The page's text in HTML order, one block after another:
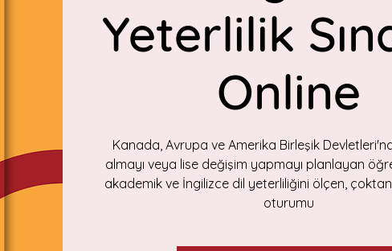
Yeterlilik
Online
Kanada, Avrupa ve Amerika Birleşik
almayı veya lise değişim yapmayı planlayan
akademik ve İngilizce dil yeterliliğini ölçen,
oturumu